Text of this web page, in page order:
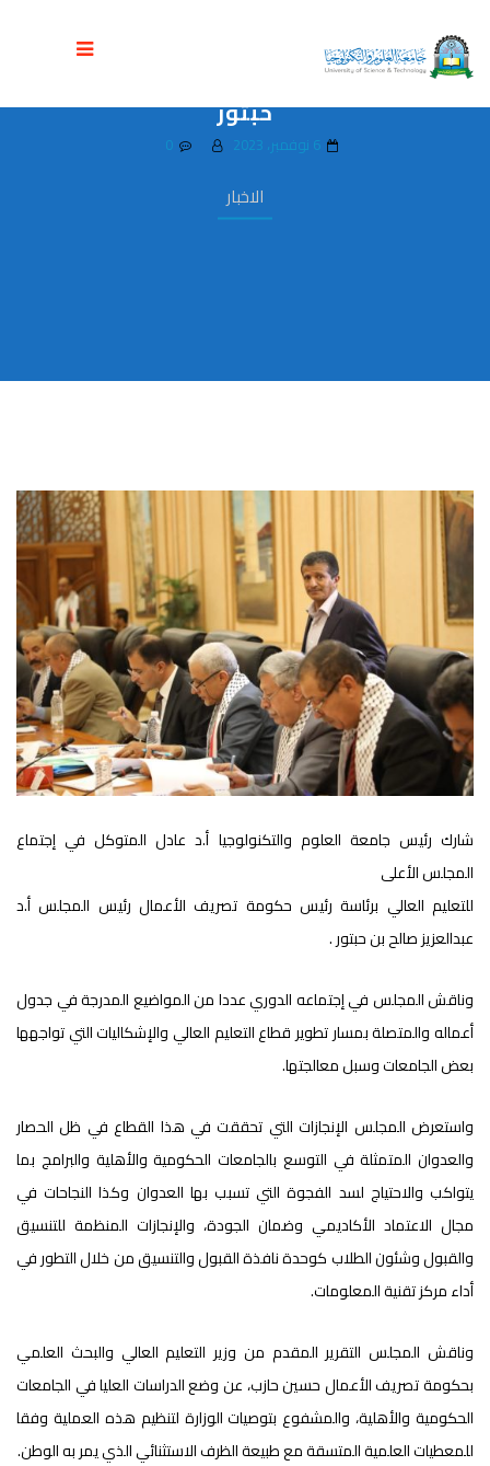
الاخبار
رئيس الجامعة يشارك في إجتماع المجلس
الأعلى للتعليم العالي برئاسة الدكتور بن
حبتور
6 نوفمبر، 2023 0
شارك رئيس جامعة العلوم والتكنولوجيا أ.د عادل المتوكل في إجتماع
المجلس الأعلى
للتعليم العالي برئاسة رئيس حكومة تصريف الأعمال رئيس المجلس أ.د
عبدالعزيز صالح بن حبتور .
وناقش المجلس في إجتماعه الدوري عددا من المواضيع المدرجة في جدول
أعماله والمتصلة بمسار تطوير قطاع التعليم العالي والإشكاليات التي تواجهها
بعض الجامعات وسبل معالجتها.
واستعرض المجلس الإنجازات التي تحققت في هذا القطاع في ظل الحصار
والعدوان المتمثلة في التوسع بالجامعات الحكومية والأهلية والبرامج بما
يتواكب والاحتياج لسد الفجوة التي تسبب بها العدوان وكذا النجاحات في
مجال الاعتماد الأكاديمي وضمان الجودة، والإنجازات المنظمة للتنسيق
والقبول وشئون الطلاب كوحدة نافذة القبول والتنسيق من خلال التطور في
أداء مركز تقنية المعلومات.
وناقش المجلس التقرير المقدم من وزير التعليم العالي والبحث العلمي
بحكومة تصريف الأعمال حسين حازب، عن وضع الدراسات العليا في الجامعات
الحكومية والأهلية، والمشفوع بتوصيات الوزارة لتنظيم هذه العملية وفقا
للمعطيات العلمية المتسقة مع طبيعة الظرف الاستثنائي الذي يمر به الوطن.